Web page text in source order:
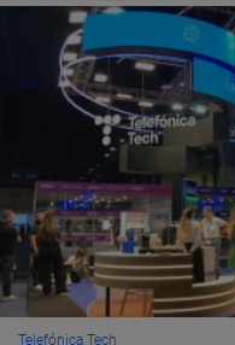
Telefónica Tech